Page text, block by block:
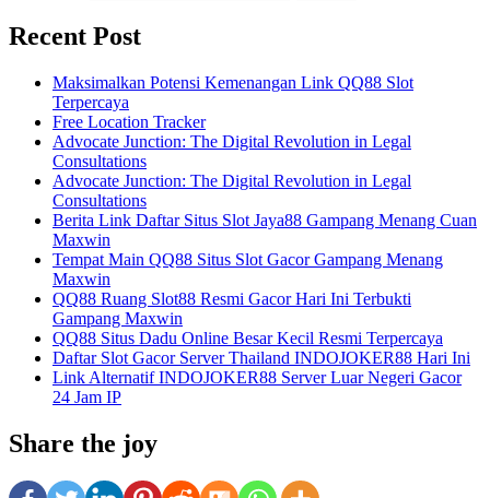
Recent Post
Maksimalkan Potensi Kemenangan Link QQ88 Slot
Terpercaya
Free Location Tracker
Advocate Junction: The Digital Revolution in Legal
Consultations
Advocate Junction: The Digital Revolution in Legal
Consultations
Berita Link Daftar Situs Slot Jaya88 Gampang Menang Cuan
Maxwin
Tempat Main QQ88 Situs Slot Gacor Gampang Menang
Maxwin
QQ88 Ruang Slot88 Resmi Gacor Hari Ini Terbukti
Gampang Maxwin
QQ88 Situs Dadu Online Besar Kecil Resmi Terpercaya
Daftar Slot Gacor Server Thailand INDOJOKER88 Hari Ini
Link Alternatif INDOJOKER88 Server Luar Negeri Gacor
24 Jam IP
Share the joy